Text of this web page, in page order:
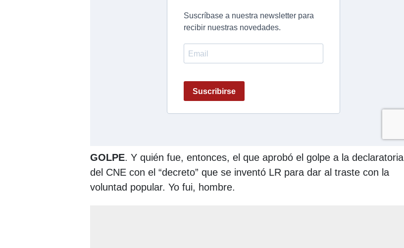
GOLPE. Y quién fue, entonces, el que aprobó el golpe a la declaratoria
del CNE con el “decreto” que se inventó LR para dar al traste con la
voluntad popular. Yo fui, hombre.